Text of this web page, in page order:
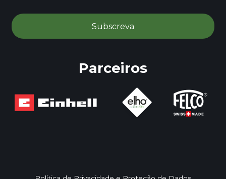
Parceiros